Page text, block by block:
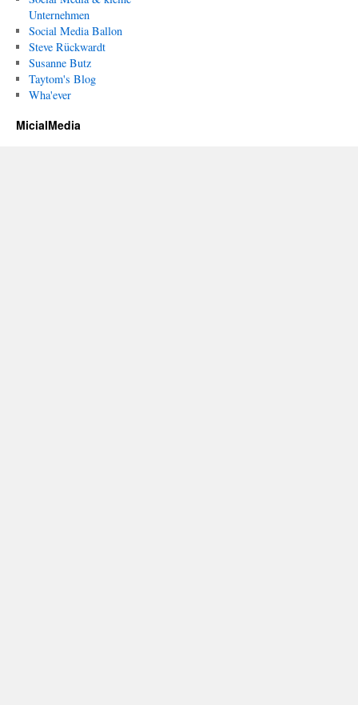
Unternehmen
Social Media Ballon
Steve Rückwardt
Susanne Butz
Taytom's Blog
Wha'ever
MicialMedia